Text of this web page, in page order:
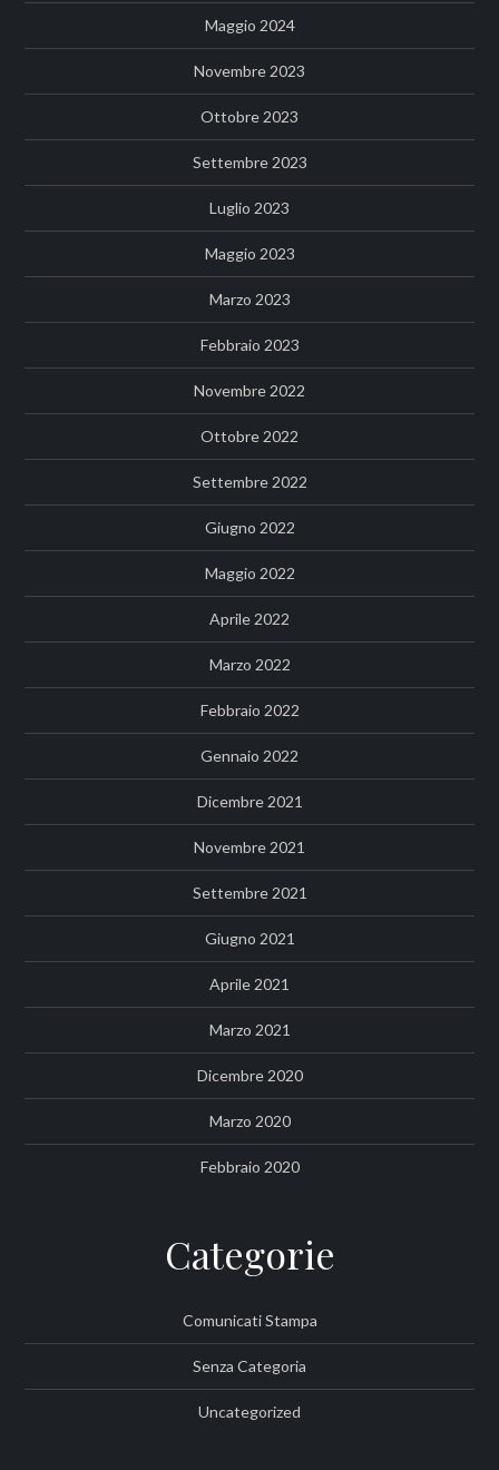
Maggio 2024
Novembre 2023
Ottobre 2023
Settembre 2023
Luglio 2023
Maggio 2023
Marzo 2023
Febbraio 2023
Novembre 2022
Ottobre 2022
Settembre 2022
Giugno 2022
Maggio 2022
Aprile 2022
Marzo 2022
Febbraio 2022
Gennaio 2022
Dicembre 2021
Novembre 2021
Settembre 2021
Giugno 2021
Aprile 2021
Marzo 2021
Dicembre 2020
Marzo 2020
Febbraio 2020
Categorie
Comunicati Stampa
Senza Categoria
Uncategorized